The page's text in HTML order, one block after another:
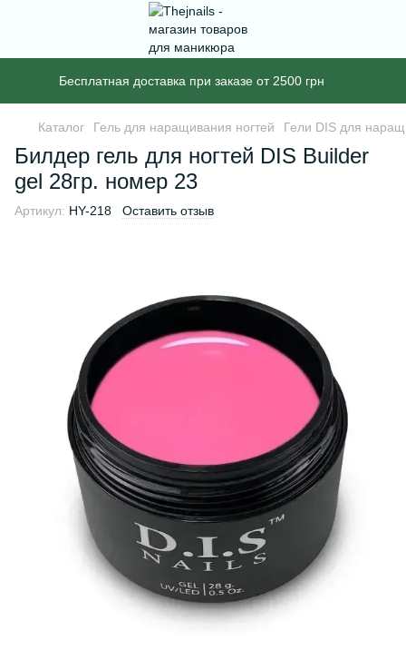
Бесплатная доставка при заказе от 2500 грн
Каталог Гель для наращивания ногтей Гели DIS для
Билдер гель для ногтей DIS Builder
gel 28гр. номер 23
Артикул: HY-218 Оставить отзыв